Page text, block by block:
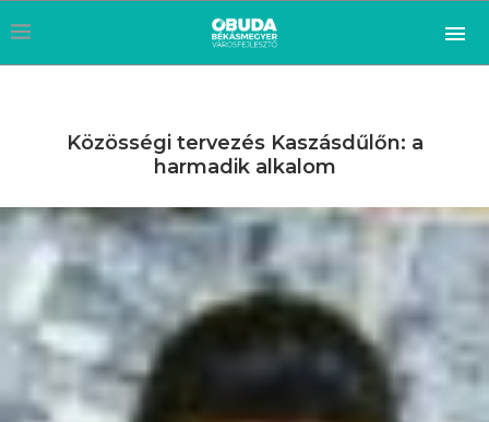
Közösségi tervezés Kaszásdűlőn: a
harmadik alkalom